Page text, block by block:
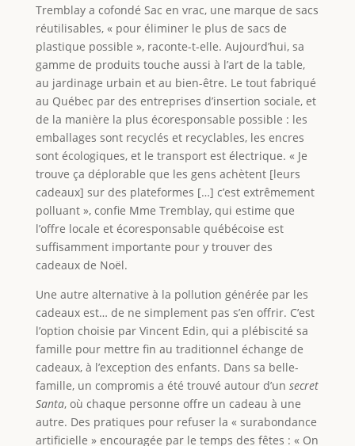
Tremblay a cofondé Sac en vrac, une marque de sacs
réutilisables, « pour éliminer le plus de sacs de
plastique possible », raconte-t-elle. Aujourd’hui, sa
gamme de produits touche aussi à l’art de la table,
au jardinage urbain et au bien-être. Le tout fabriqué
au Québec par des entreprises d’insertion sociale, et
de la manière la plus écoresponsable possible : les
emballages sont recyclés et recyclables, les encres
sont écologiques, et le transport est électrique. « Je
trouve ça déplorable que les gens achètent [leurs
cadeaux] sur des plateformes […] c’est extrêmement
polluant », confie Mme Tremblay, qui estime que
l’offre locale et écoresponsable québécoise est
suffisamment importante pour y trouver des
cadeaux de Noël.
Une autre alternative à la pollution générée par les
cadeaux est… de ne simplement pas s’en offrir. C’est
l’option choisie par Vincent Edin, qui a plébiscité sa
famille pour mettre fin au traditionnel échange de
cadeaux, à l’exception des enfants. Dans sa belle-
famille, un compromis a été trouvé autour d’un secret
Santa, où chaque personne offre un cadeau à une
autre. Des pratiques pour refuser la « surabondance
artificielle » encouragée par le temps des fêtes : « On